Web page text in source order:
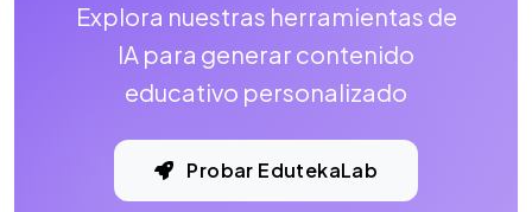
Explora nuestras herramientas de
IA para generar contenido
educativo personalizado
Probar EdutekaLab